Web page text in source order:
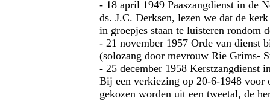
- 18 april 1949 Paaszangdienst in de
ds. J.C. Derksen, lezen we dat de
in groepjes staan te luisteren rondom
- 21 november 1957 Orde van dienst
(solozang door mevrouw Rie Grims-
- 25 december 1958 Kerstzangdienst
Bij een verkiezing op 20‑6‑1948
gekozen worden uit een tweetal, de